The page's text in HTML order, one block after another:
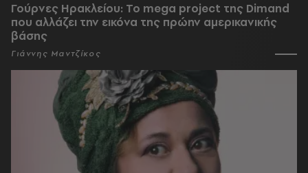
Γούρνες Ηρακλείου: To mega project της Dimand
που αλλάζει την εικόνα της πρώην αμερικανικής
βάσης
Γιάννης Μαντζίκος